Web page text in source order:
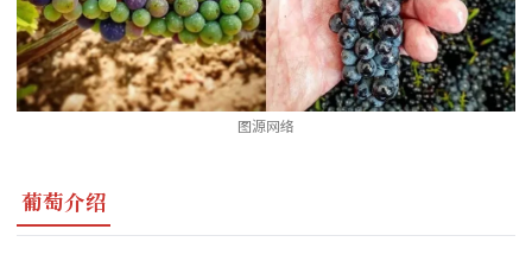
图源网络
葡萄介绍